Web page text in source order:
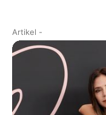
Artikel -